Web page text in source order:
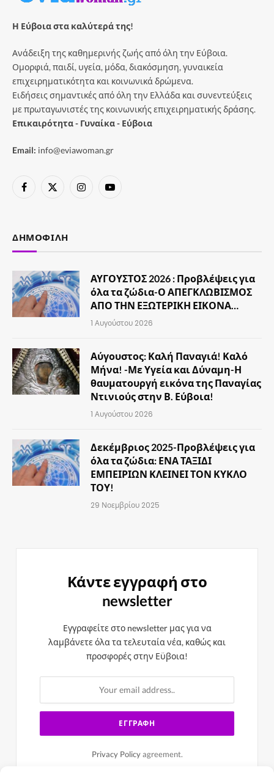
Η Εύβοια στα καλύτερά της!
Ανάδειξη της καθημερινής ζωής από όλη την Εύβοια.
Ομορφιά, παιδί, υγεία, μόδα, διακόσμηση, γυναικεία
επιχειρηματικότητα και κοινωνικά δρώμενα.
Ειδήσεις σημαντικές από όλη την Ελλάδα και συνεντεύξεις
με πρωταγωνιστές της κοινωνικής επιχειρηματικής δράσης.
Επικαιρότητα - Γυναίκα - Εύβοια
Email: info@eviawoman.gr
Facebook
X
InstagramYouTube
ΔΗΜΟΦΙΛΉ
ΑΥΓΟΥΣΤΟΣ 2026 : Προβλέψεις για
όλα τα ζώδια-Ο ΑΠΕΓΚΛΩΒΙΣΜΟΣ
ΑΠΟ ΤΗΝ ΕΞΩΤΕΡΙΚΗ ΕΙΚΟΝΑ…
1 Αυγούστου 2026
Αύγουστος: Καλή Παναγιά! Καλό
Μήνα! -Με Υγεία και Δύναμη-Η
θαυματουργή εικόνα της Παναγίας
Ντινιούς στην Β. Εύβοια!
1 Αυγούστου 2026
Δεκέμβριος 2025-Προβλέψεις για
όλα τα ζώδια: ΕΝΑ ΤΑΞΙΔΙ
ΕΜΠΕΙΡΙΩΝ ΚΛΕΙΝΕΙ ΤΟΝ ΚΥΚΛΟ
ΤΟΥ!
29 Νοεμβρίου 2025
Κάντε εγγραφή στο
newsletter
Εγγραφείτε στο newsletter μας για να
λαμβάνετε όλα τα τελευταία νέα, καθώς και
προσφορές στην Εϋβοια!
Privacy Policyagreement.